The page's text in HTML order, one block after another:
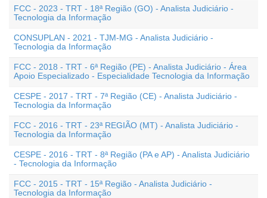
FCC - 2023 - TRT - 18ª Região (GO) - Analista Judiciário -
Tecnologia da Informação
CONSUPLAN - 2021 - TJM-MG - Analista Judiciário -
Tecnologia da Informação
FCC - 2018 - TRT - 6ª Região (PE) - Analista Judiciário - Área
Apoio Especializado - Especialidade Tecnologia da Informação
CESPE - 2017 - TRT - 7ª Região (CE) - Analista Judiciário -
Tecnologia da Informação
FCC - 2016 - TRT - 23ª REGIÃO (MT) - Analista Judiciário -
Tecnologia da Informação
CESPE - 2016 - TRT - 8ª Região (PA e AP) - Analista Judiciário
- Tecnologia da Informação
FCC - 2015 - TRT - 15ª Região - Analista Judiciário -
Tecnologia da Informação